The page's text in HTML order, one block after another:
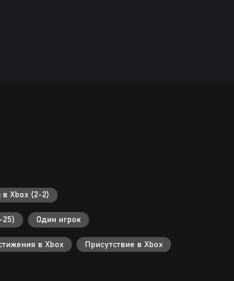
в Xbox (2-2)
25) Один игрок
в Xbox Присутствие в Xbox